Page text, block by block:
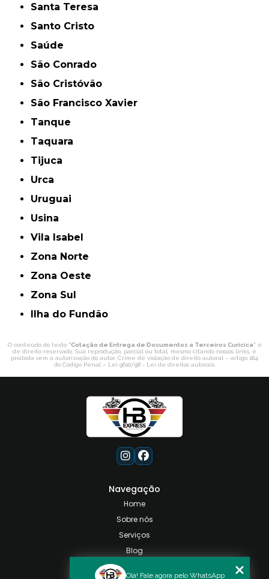
Santa Teresa
Santo Cristo
Saúde
São Conrado
São Cristóvão
São Francisco Xavier
Tanque
Taquara
Tijuca
Urca
Uruguai
Usina
Vila Isabel
Zona Norte
Zona Oeste
Zona Sul
ilha do Fundão
O conteúdo do texto "Cotação de Entrega de Documentos a Terceiros Curicica" é
de direito reservado. Sua reprodução, parcial ou total, mesmo citando nossos links, é
proibida sem a autorização do autor. Crime de violação de direito autoral – artigo 184
do Código Penal – Lei 9610/98 - Lei de direitos autorais.
Navegação
Home
Sobre nós
Serviços
Blog
Olá! Fale agora pelo WhatsApp